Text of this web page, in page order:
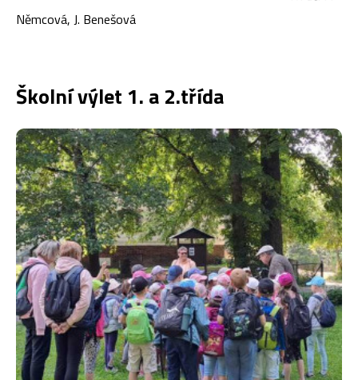
Němcová, J. Benešová
Školní výlet 1. a 2.třída